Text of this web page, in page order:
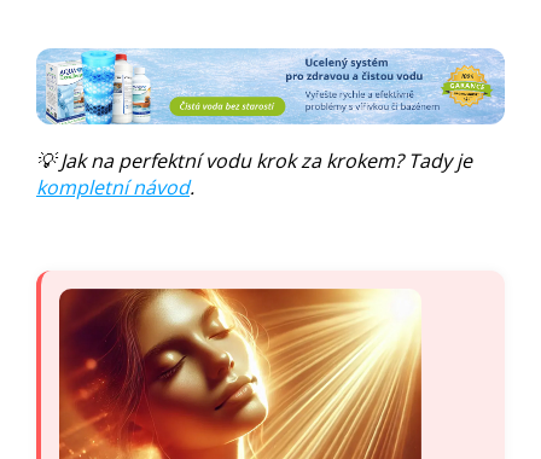
💡 Jak na perfektní vodu krok za krokem? Tady je
kompletní návod.